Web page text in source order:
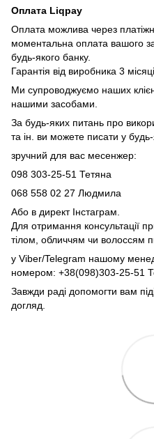
Оплата Liqpay
Оплата можлива через
моментальна оплата вашого
будь-якого банку.
Гарантія від виробника 3
Ми супроводжуємо наших
нашими засобами.
За будь-яких питань про
та ін. ви можете писати у
зручний для вас месенжер:
098 303-25-51 Тетяна
068 558 02 27 Людмила
Або в директ Інстаграм.
Для отримання консультації
тілом, обличчям чи волоссям
у Viber/Telegram нашому
номером: +38(098)303-25-51
Завжди раді допомогти вам
догляд.